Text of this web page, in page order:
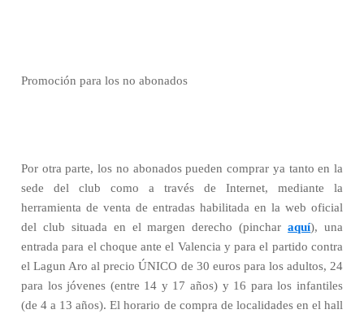
Promoción para los no abonados
Por otra parte, los no abonados pueden comprar ya tanto en la
sede del club como a través de Internet, mediante la
herramienta de venta de entradas habilitada en la web oficial
del club situada en el margen derecho (pincharaquí), una
entrada para el choque ante el Valencia y para el partido contra
el Lagun Aro al precio ÚNICO de 30 euros para los adultos, 24
para los jóvenes (entre 14 y 17 años) y 16 para los infantiles
(de 4 a 13 años). El horario de compra de localidades en el hall